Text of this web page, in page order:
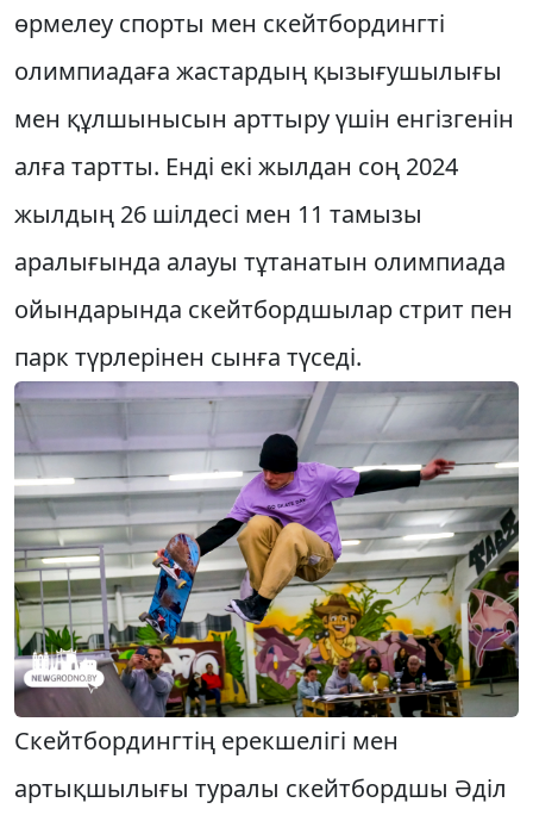
өрмелеу спорты мен скейтбордингті
олим­пиадаға жастардың қызығушылығы
мен құлшынысын арттыру үшін енгізгенін
алға тартты. Енді екі жылдан соң 2024
жылдың 26 шілдесі мен 11 тамызы
аралығында алауы тұта­натын олимпиада
ойындарында скейтбордшылар стрит пен
парк түрлерінен сынға түседі.
Скейтбордингтің ерекшелігі мен
артықшылығы туралы скейтбордшы Әділ